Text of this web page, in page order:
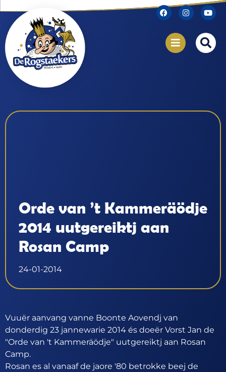
Orde van ’t Kammeräödje
2014 uutgereiktj aan
Rosan Camp
24-01-2014
Vuuër aanvang vanne Boonte Aovendj van
donderdig 23 jannewarie 2014 és doeër Vorst Jan de
"Orde van 't Kammeräödje" uutgereiktj aan Rosan
Camp.
Rosan es al vanaaf de jaore '80 betrokke beej de